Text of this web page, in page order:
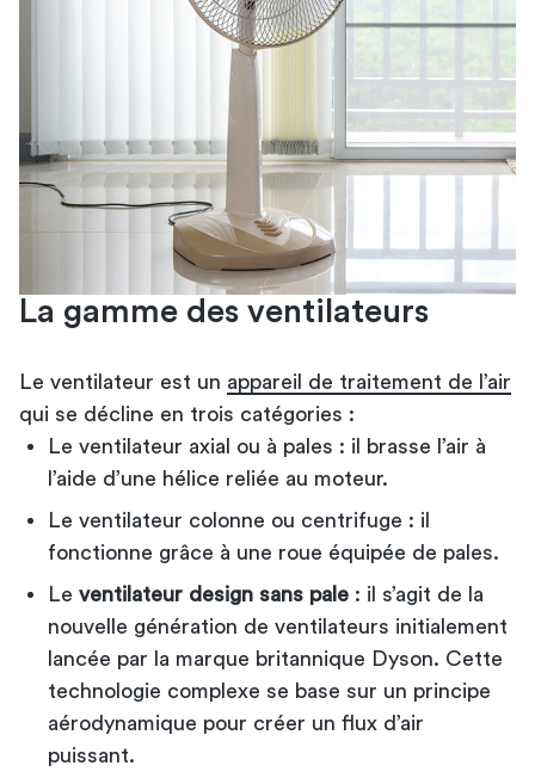
La gamme des ventilateurs
Le ventilateur est un appareil de traitement de l’air
qui se décline en trois catégories :
Le ventilateur axial ou à pales : il brasse l’air à
l’aide d’une hélice reliée au moteur.
Le ventilateur colonne ou centrifuge : il
fonctionne grâce à une roue équipée de pales.
Le ventilateur design sans pale : il s’agit de la
nouvelle génération de ventilateurs initialement
lancée par la marque britannique Dyson. Cette
technologie complexe se base sur un principe
aérodynamique pour créer un flux d’air
puissant.